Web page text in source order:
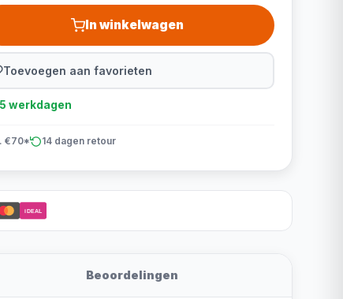
In winkelwagen
Toevoegen aan favorieten
werkdagen
€70* 14 dagen retour
iDEAL
Beoordelingen